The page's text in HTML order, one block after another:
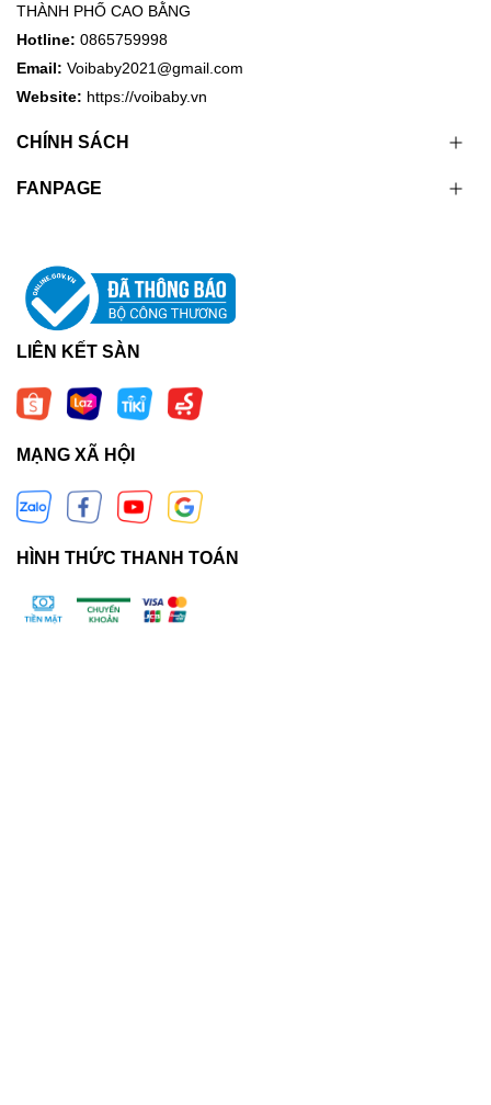
THÀNH PHỐ CAO BẰNG
Hotline: 0865759998
Email: Voibaby2021@gmail.com
Website: https://voibaby.vn
CHÍNH SÁCH
FANPAGE
LIÊN KẾT SÀN
MẠNG XÃ HỘI
HÌNH THỨC THANH TOÁN